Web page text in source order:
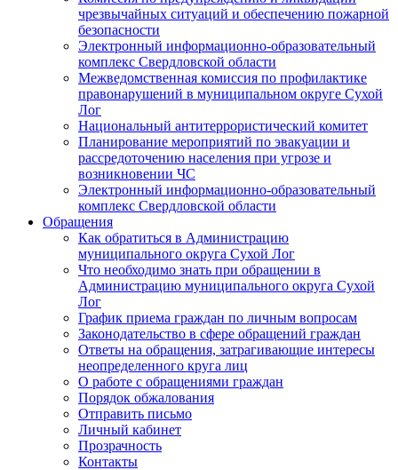
чрезвычайных ситуаций и обеспечению пожарной
безопасности
Электронный информационно-образовательный
комплекс Cвердловской области
Межведомственная комиссия по профилактике
правонарушений в муниципальном округе Сухой
Лог
Национальный антитеррористический комитет
Планирование мероприятий по эвакуации и
рассредоточению населения при угрозе и
возникновении ЧС
Электронный информационно-образовательный
комплекс Свердловской области
Обращения
Как обратиться в Администрацию
муниципального округа Сухой Лог
Что необходимо знать при обращении в
Администрацию муниципального округа Сухой
Лог
График приема граждан по личным вопросам
Законодательство в сфере обращений граждан
Ответы на обращения, затрагивающие интересы
неопределенного круга лиц
О работе с обращениями граждан
Порядок обжалования
Отправить письмо
Личный кабинет
Прозрачность
Контакты